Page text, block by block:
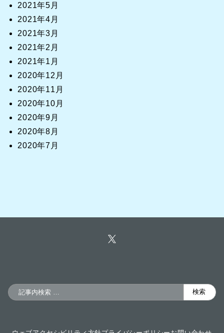
2021年5月
2021年4月
2021年3月
2021年2月
2021年1月
2020年12月
2020年11月
2020年10月
2020年9月
2020年8月
2020年7月
検
検索